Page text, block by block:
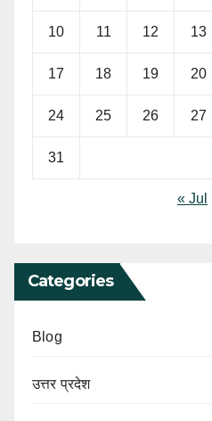
10 11 12 13
17 18 19 20
24 25 26 27
31
« Jul
Categories
Blog
उत्तर प्रदेश